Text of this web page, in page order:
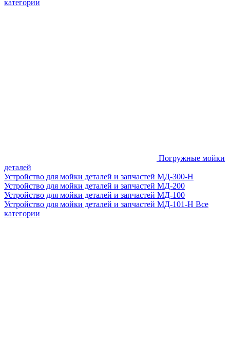
категории
Погружные мойки
деталей
Устройство для мойки деталей и запчастей МД-300-H
Устройство для мойки деталей и запчастей МД-200
Устройство для мойки деталей и запчастей МД-100
Устройство для мойки деталей и запчастей МД-101-Н Все
категории